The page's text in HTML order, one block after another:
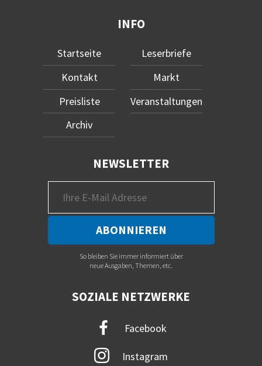
INFO
Startseite
Kontakt
Preisliste
Archiv
Leserbriefe
Markt
Veranstaltungen
NEWSLETTER
So bleiben Sie immer informiert über
neue Ausgaben, Themen, etc.
SOZIALE NETZWERKE
Facebook
Instagram